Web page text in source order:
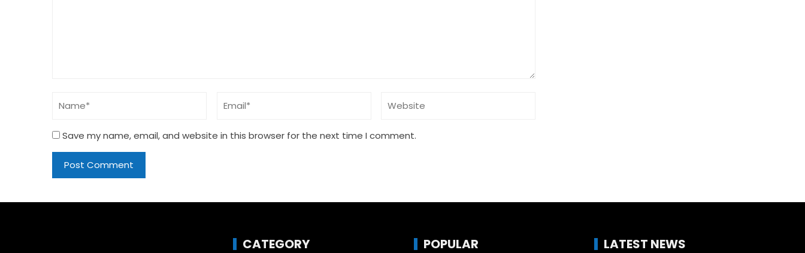
Save my name, email, and website in this browser for the next time I comment.
CATEGORY POPULAR LATEST NEWS